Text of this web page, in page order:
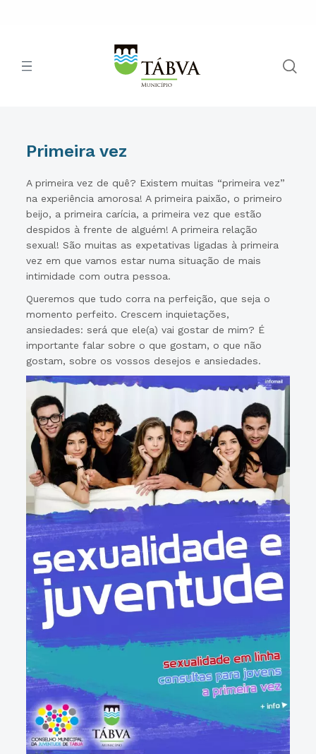
Primeira vez
A primeira vez de quê? Existem muitas “primeira vez”
na experiência amorosa! A primeira paixão, o primeiro
beijo, a primeira carícia, a primeira vez que estão
despidos à frente de alguém! A primeira relação
sexual! São muitas as expetativas ligadas à primeira
vez em que vamos estar numa situação de mais
intimidade com outra pessoa.
Queremos que tudo corra na perfeição, que seja o
momento perfeito. Crescem inquietações,
ansiedades: será que ele(a) vai gostar de mim? É
importante falar sobre o que gostam, o que não
gostam, sobre os vossos desejos e ansiedades.